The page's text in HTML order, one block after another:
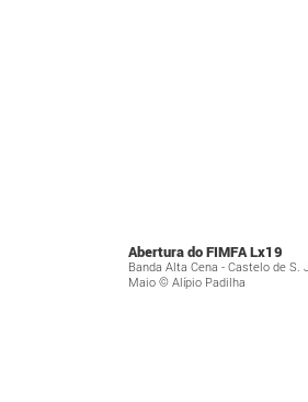
Abertura do FIMFA Lx19
Banda Alta Cena - Castelo de S.
Maio © Alípio Padilha